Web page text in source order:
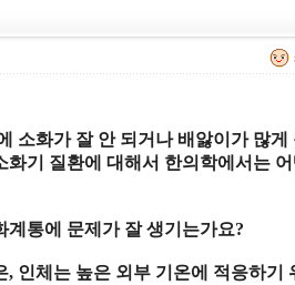
소화가 잘 안 되거나 배앓이가 많게
기 질환에 대해서 한의학에서는 어
통에 문제가 잘 생기는가요?
, 인체는 높은 외부 기온에 적응하기